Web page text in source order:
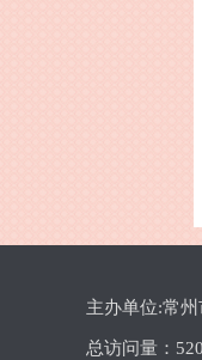
主办单位:常
总访问量：